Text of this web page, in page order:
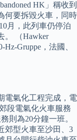
HK」稱收到
何要拆毀火車，同時
月，此列車仍停泊
。 （Hawker
Gruppe，法國、
電氣化工程完成，電
段電氣化火車服務
則為20分鐘一班。
郊型火車至沙田、3